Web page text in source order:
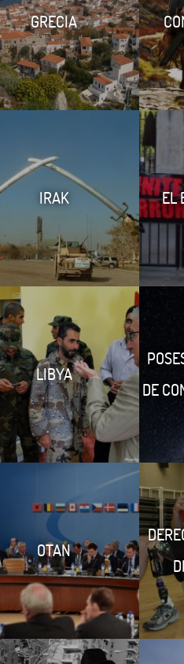
GRECIA
IRAK EL
LIBYA
DE
OTAN